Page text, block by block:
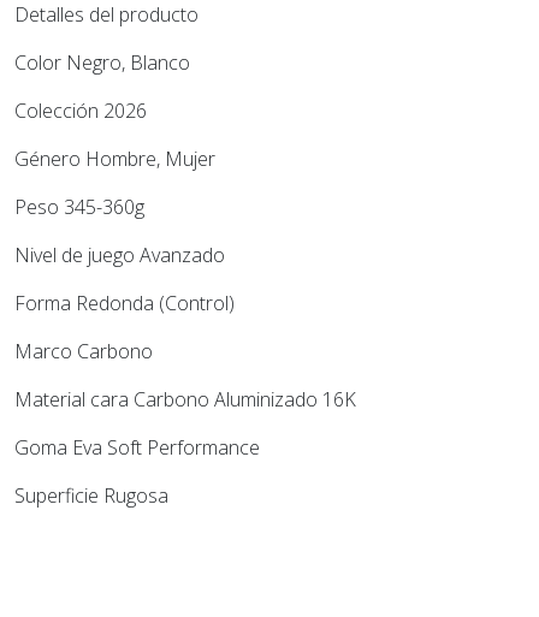
Detalles del producto
Color Negro, Blanco
Colección 2026
Género Hombre, Mujer
Peso 345-360g
Nivel de juego Avanzado
Forma Redonda (Control)
Marco Carbono
Material cara Carbono Aluminizado 16K
Goma Eva Soft Performance
Superficie Rugosa